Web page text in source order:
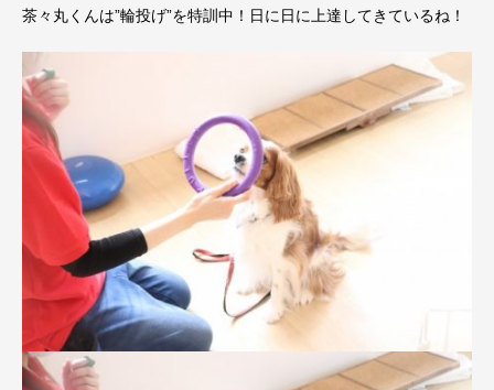
茶々丸くんは”輪投げ”を特訓中！日に日に上達してきているね！